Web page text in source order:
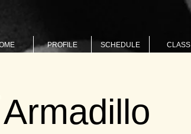
PROFILE SCHEDULE CLASS